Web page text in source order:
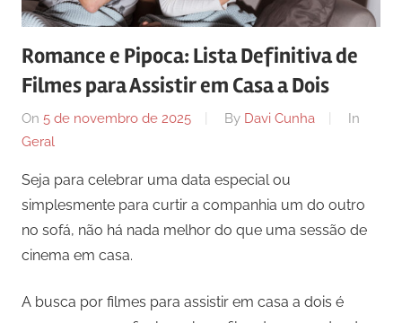
comunicação
com
os
Romance e Pipoca: Lista Definitiva de
Filmes para Assistir em Casa a Dois
On 5 de novembro de 2025 By Davi Cunha
In
Geral
Seja para celebrar uma data especial ou
simplesmente para curtir a companhia um do outro
no sofá, não há nada melhor do que uma sessão de
cinema em casa.
A busca por filmes para assistir em casa a dois é